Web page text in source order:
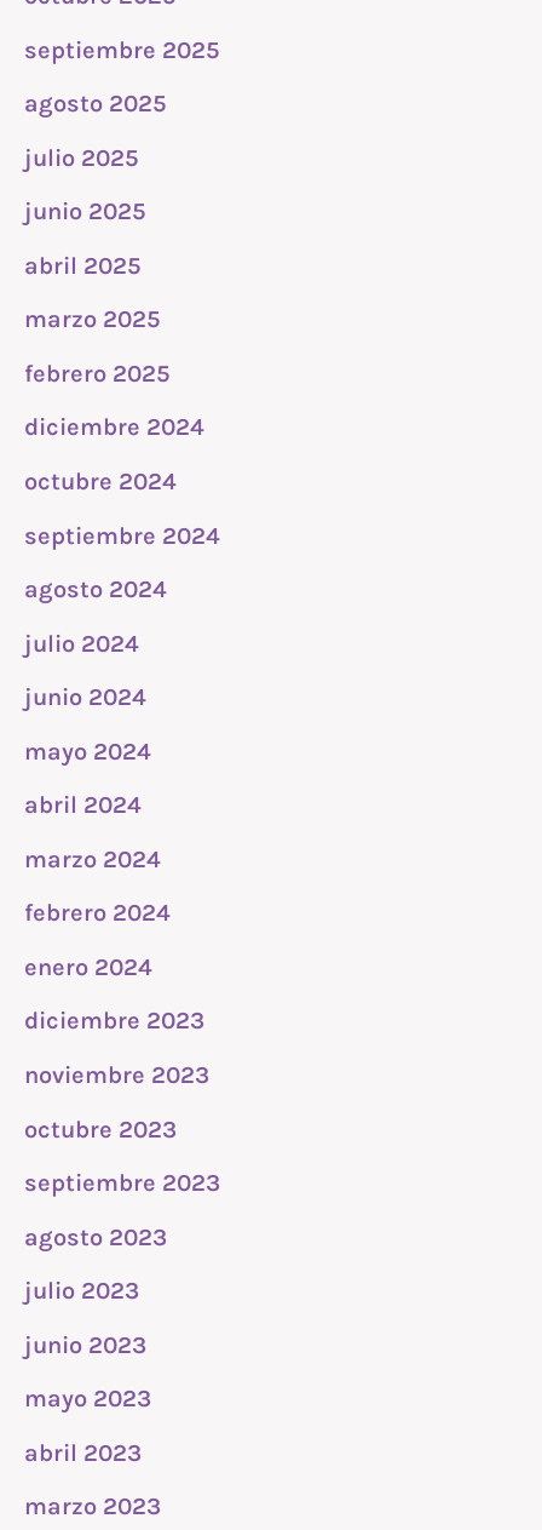
septiembre 2025
agosto 2025
julio 2025
junio 2025
abril 2025
marzo 2025
febrero 2025
diciembre 2024
octubre 2024
septiembre 2024
agosto 2024
julio 2024
junio 2024
mayo 2024
abril 2024
marzo 2024
febrero 2024
enero 2024
diciembre 2023
noviembre 2023
octubre 2023
septiembre 2023
agosto 2023
julio 2023
junio 2023
mayo 2023
abril 2023
marzo 2023